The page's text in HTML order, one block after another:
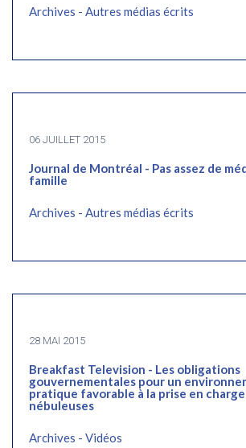
Archives - Autres médias écrits
06 JUILLET 2015
Journal de Montréal - Pas assez de
famille
Archives - Autres médias écrits
28 MAI 2015
Breakfast Television - Les obligations
gouvernementales pour un
pratique favorable à la prise en
nébuleuses
Archives - Vidéos